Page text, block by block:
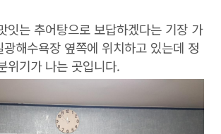
잇는 추어탕으로 보답하겠다는 기장 가
해수욕장 옆쪽에 위치하고 있는데 정
위기가 나는 곳입니다.